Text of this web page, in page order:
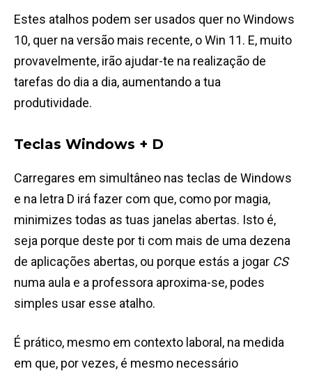
Estes atalhos podem ser usados quer no Windows
10, quer na versão mais recente, o Win 11. E, muito
provavelmente, irão ajudar-te na realização de
tarefas do dia a dia, aumentando a tua
produtividade.
Teclas Windows + D
Carregares em simultâneo nas teclas de Windows
e na letra D irá fazer com que, como por magia,
minimizes todas as tuas janelas abertas. Isto é,
seja porque deste por ti com mais de uma dezena
de aplicações abertas, ou porque estás a jogar CS
numa aula e a professora aproxima-se, podes
simples usar esse atalho.
É prático, mesmo em contexto laboral, na medida
em que, por vezes, é mesmo necessário